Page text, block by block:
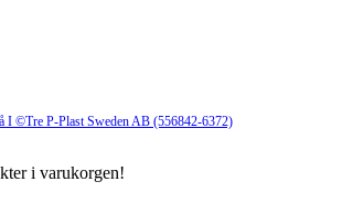
I ©Tre P-Plast Sweden AB (556842-6372)
i varukorgen!